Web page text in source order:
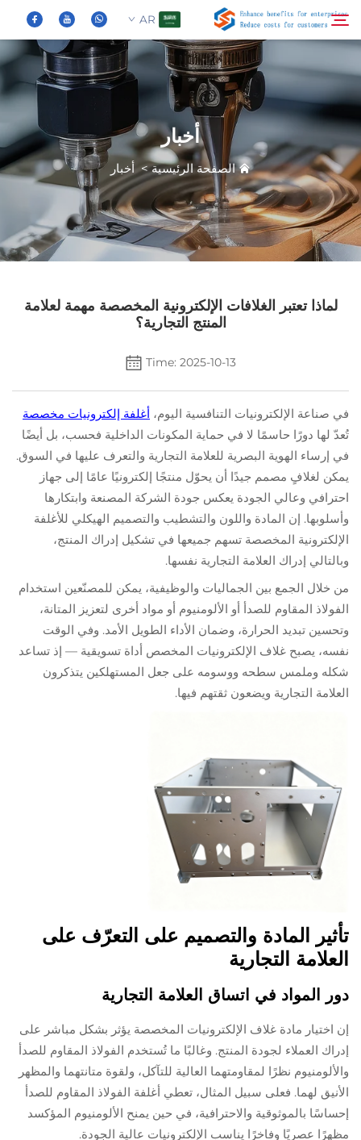
AR
من نحن
المنتجات
الأخبار
الأسئلة الشائعة
بحث
أخبار
الصفحة الرئيسية> أخبار
لماذا تعتبر الغلافات الإلكترونية المخصصة مهمة لعلامة
المنتج التجارية؟
Time: 2025-10-13
في صناعة الإلكترونيات التنافسية اليوم، أغلفة إلكترونيات مخصصة
تُعدّ لها دورًا حاسمًا لا في حماية المكونات الداخلية فحسب، بل أيضًا
في إرساء الهوية البصرية للعلامة التجارية والتعرف عليها في السوق.
يمكن لغلافٍ مصمم جيدًا أن يحوّل منتجًا إلكترونيًا عامًا إلى جهاز
احترافي وعالي الجودة يعكس جودة الشركة المصنعة وابتكارها
وأسلوبها. إن المادة واللون والتشطيب والتصميم الهيكلي للأغلفة
الإلكترونية المخصصة تسهم جميعها في تشكيل إدراك المنتج،
وبالتالي إدراك العلامة التجارية نفسها.
من خلال الجمع بين الجماليات والوظيفية، يمكن للمصنّعين استخدام
الفولاذ المقاوم للصدأ أو الألومنيوم أو مواد أخرى لتعزيز المتانة،
وتحسين تبديد الحرارة، وضمان الأداء الطويل الأمد. وفي الوقت
نفسه، يصبح غلاف الإلكترونيات المخصص أداة تسويقية — إذ تساعد
شكله وملمس سطحه ووسومه على جعل المستهلكين يتذكرون
العلامة التجارية ويضعون ثقتهم فيها.
تأثير المادة والتصميم على التعرّف على
العلامة التجارية
دور المواد في اتساق العلامة التجارية
إن اختيار مادة غلاف الإلكترونيات المخصصة يؤثر بشكل مباشر على
إدراك العملاء لجودة المنتج. وغالبًا ما تُستخدم الفولاذ المقاوم للصدأ
والألومنيوم نظرًا لمقاومتهما العالية للتآكل، ولقوة متانتهما والمظهر
الأنيق لهما. فعلى سبيل المثال، تعطي أغلفة الفولاذ المقاوم للصدأ
إحساسًا بالموثوقية والاحترافية، في حين يمنح الألومنيوم المؤكسد
مظهرًا عصريًا وفاخرًا يناسب الإلكترونيات عالية الجودة.